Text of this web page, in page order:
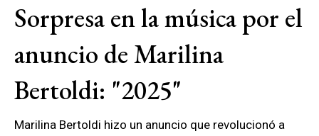
Sorpresa en la música por el
anuncio de Marilina
Bertoldi: "2025"
Marilina Bertoldi hizo un anuncio que revolucionó a